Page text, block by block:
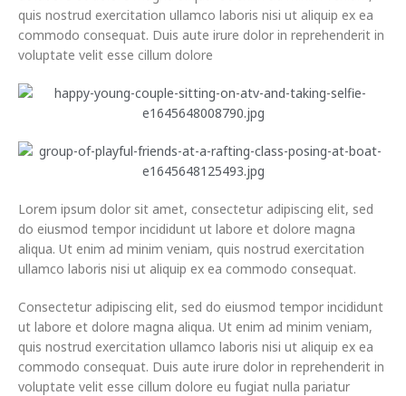
quis nostrud exercitation ullamco laboris nisi ut aliquip ex ea
commodo consequat. Duis aute irure dolor in reprehenderit in
voluptate velit esse cillum dolore
Lorem ipsum dolor sit amet, consectetur adipiscing elit, sed
do eiusmod tempor incididunt ut labore et dolore magna
aliqua. Ut enim ad minim veniam, quis nostrud exercitation
ullamco laboris nisi ut aliquip ex ea commodo consequat.
Consectetur adipiscing elit, sed do eiusmod tempor incididunt
ut labore et dolore magna aliqua. Ut enim ad minim veniam,
quis nostrud exercitation ullamco laboris nisi ut aliquip ex ea
commodo consequat. Duis aute irure dolor in reprehenderit in
voluptate velit esse cillum dolore eu fugiat nulla pariatur